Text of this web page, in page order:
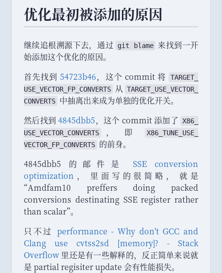
优化最初被添加的原因
继续追根溯源下去， 通过 git blame 来找到一开
始添加这个优化的原因。
首先找到54723b46， 这个 commit 将
TARGET_
USE_ VECTOR_ FP_ CONVERTS 从 TARGET_ USE_ VECTOR_
CONVERTS 中抽离出来成为单独的优化开关。
然后找到4845dbb5， 这个 commit 添加了 X86_
USE_ VECTOR_ CONVERTS ， 即 X86_TUNE_ USE_
VECTOR_ FP_ CONVERTS 的前身。
4845dbb5 的邮件是 SSE conversion
optimization ， 里面写的很简略 ，
就是
“Amdfam10 preffers doing packed
conversions destinating SSE register rather
than scalar”。
只不过 performance - Why don't GCC and
Clang use cvtss2sd [memory]? - Stack
Overflow 里还是有一些解释的， 反正简单来说就
是 partial regisiter update 会有性能损失。